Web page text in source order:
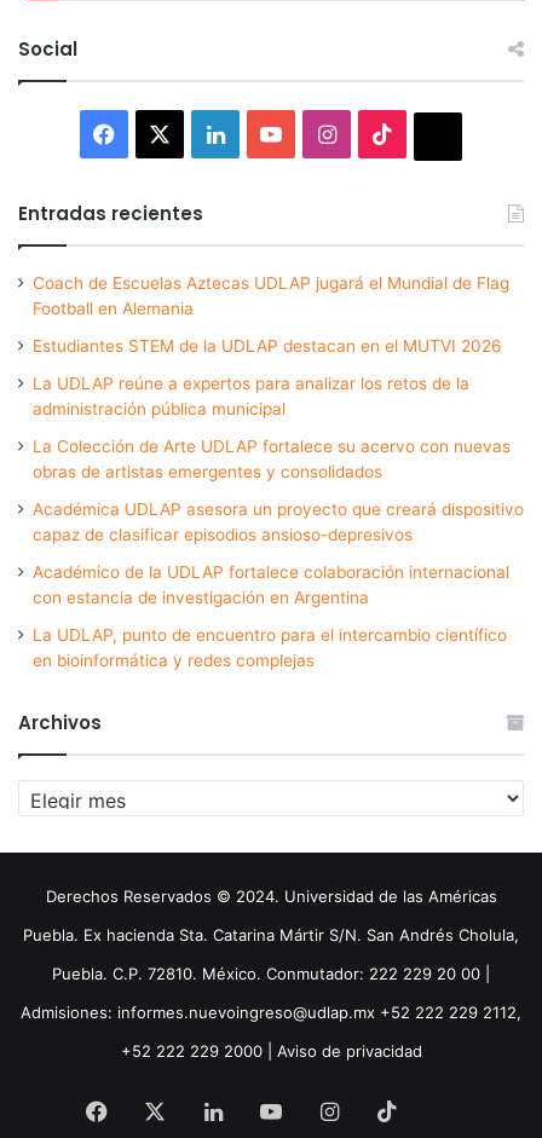
Social
Facebook LinkedInYouTubeInstagram
Entradas recientes
Coach de Escuelas Aztecas UDLAP jugará el Mundial de Flag
Football en Alemania
Estudiantes STEM de la UDLAP destacan en el MUTVI 2026
La UDLAP reúne a expertos para analizar los retos de la
administración pública municipal
La Colección de Arte UDLAP fortalece su acervo con nuevas
obras de artistas emergentes y consolidados
Académica UDLAP asesora un proyecto que creará dispositivo
capaz de clasificar episodios ansioso-depresivos
Académico de la UDLAP fortalece colaboración internacional
con estancia de investigación en Argentina
La UDLAP, punto de encuentro para el intercambio científico
en bioinformática y redes complejas
Archivos
Archivos
Derechos Reservados © 2024. Universidad de las Américas
Puebla. Ex hacienda Sta. Catarina Mártir S/N. San Andrés Cholula,
Puebla. C.P. 72810. México. Conmutador: 222 229 20 00 |
Admisiones: informes.nuevoingreso@udlap.mx +52 222 229 2112,
+52 222 229 2000 | Aviso de privacidad
Facebook LinkedInYouTubeInstagram